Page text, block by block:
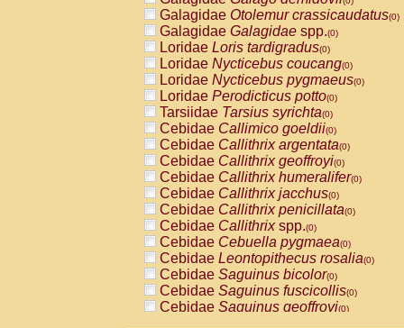
Galagidae Otolemur crassicaudatus(0)
Galagidae Galagidae spp.(0)
Loridae Loris tardigradus(0)
Loridae Nycticebus coucang(0)
Loridae Nycticebus pygmaeus(0)
Loridae Perodicticus potto(0)
Tarsiidae Tarsius syrichta(0)
Cebidae Callimico goeldii(0)
Cebidae Callithrix argentata(0)
Cebidae Callithrix geoffroyi(0)
Cebidae Callithrix humeralifer(0)
Cebidae Callithrix jacchus(0)
Cebidae Callithrix penicillata(0)
Cebidae Callithrixspp.(0)
Cebidae Cebuella pygmaea(0)
Cebidae Leontopithecus rosalia(0)
Cebidae Saguinus bicolor(0)
Cebidae Saguinus fuscicollis(0)
Cebidae Saguinus geoffroyi(0)